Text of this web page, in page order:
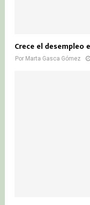
Crece el desempleo
Por Marta Gasca Gómez